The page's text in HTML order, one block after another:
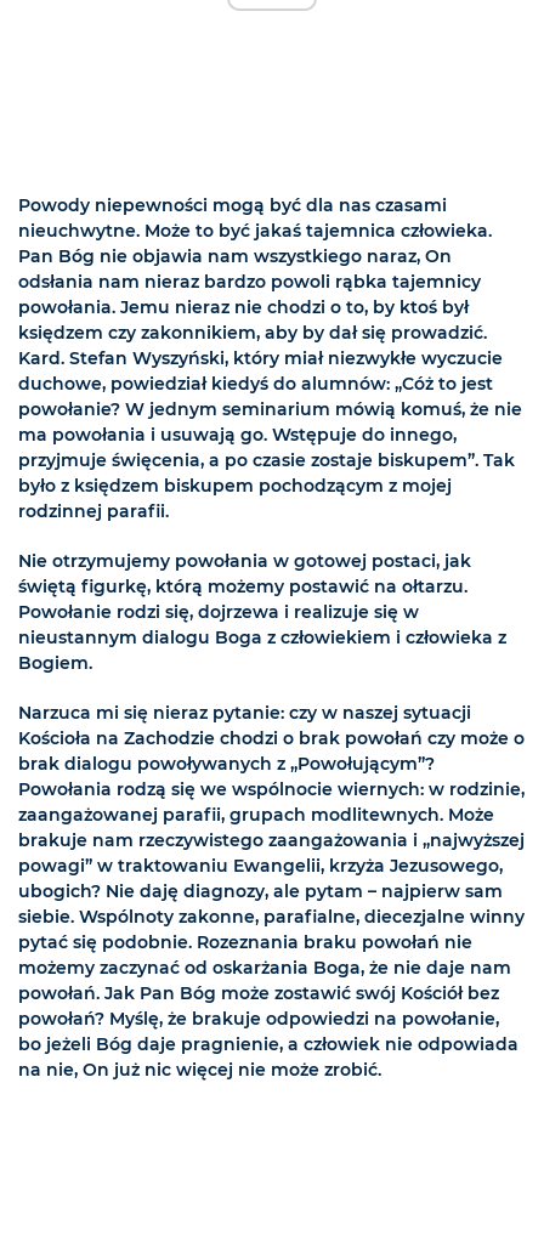
Powody niepewności mogą być dla nas czasami
nieuchwytne. Może to być jakaś tajemnica człowieka.
Pan Bóg nie objawia nam wszystkiego naraz, On
odsłania nam nieraz bardzo powoli rąbka tajemnicy
powołania. Jemu nieraz nie chodzi o to, by ktoś był
księdzem czy zakonnikiem, aby by dał się prowadzić.
Kard. Stefan Wyszyński, który miał niezwykłe wyczucie
duchowe, powiedział kiedyś do alumnów: „Cóż to jest
powołanie? W jednym seminarium mówią komuś, że nie
ma powołania i usuwają go. Wstępuje do innego,
przyjmuje święcenia, a po czasie zostaje biskupem”. Tak
było z księdzem biskupem pochodzącym z mojej
rodzinnej parafii.
Nie otrzymujemy powołania w gotowej postaci, jak
świętą figurkę, którą możemy postawić na ołtarzu.
Powołanie rodzi się, dojrzewa i realizuje się w
nieustannym dialogu Boga z człowiekiem i człowieka z
Bogiem.
Narzuca mi się nieraz pytanie: czy w naszej sytuacji
Kościoła na Zachodzie chodzi o brak powołań czy może o
brak dialogu powoływanych z „Powołującym”?
Powołania rodzą się we wspólnocie wiernych: w rodzinie,
zaangażowanej parafii, grupach modlitewnych. Może
brakuje nam rzeczywistego zaangażowania i „najwyższej
powagi” w traktowaniu Ewangelii, krzyża Jezusowego,
ubogich? Nie daję diagnozy, ale pytam – najpierw sam
siebie. Wspólnoty zakonne, parafialne, diecezjalne winny
pytać się podobnie. Rozeznania braku powołań nie
możemy zaczynać od oskarżania Boga, że nie daje nam
powołań. Jak Pan Bóg może zostawić swój Kościół bez
powołań? Myślę, że brakuje odpowiedzi na powołanie,
bo jeżeli Bóg daje pragnienie, a człowiek nie odpowiada
na nie, On już nic więcej nie może zrobić.